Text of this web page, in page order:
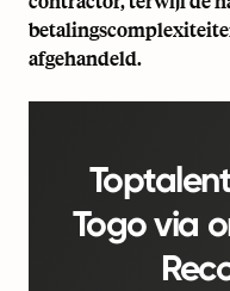
afgehandeld.
Togo via